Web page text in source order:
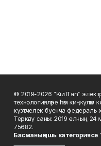
© 2019-2026 “KizilTan”
технологияләре һәм киңкүләм
күзәтчелек буенча федераль
Теркәлү саны: 2019 елның
75682.
Басманың яшь категориясе